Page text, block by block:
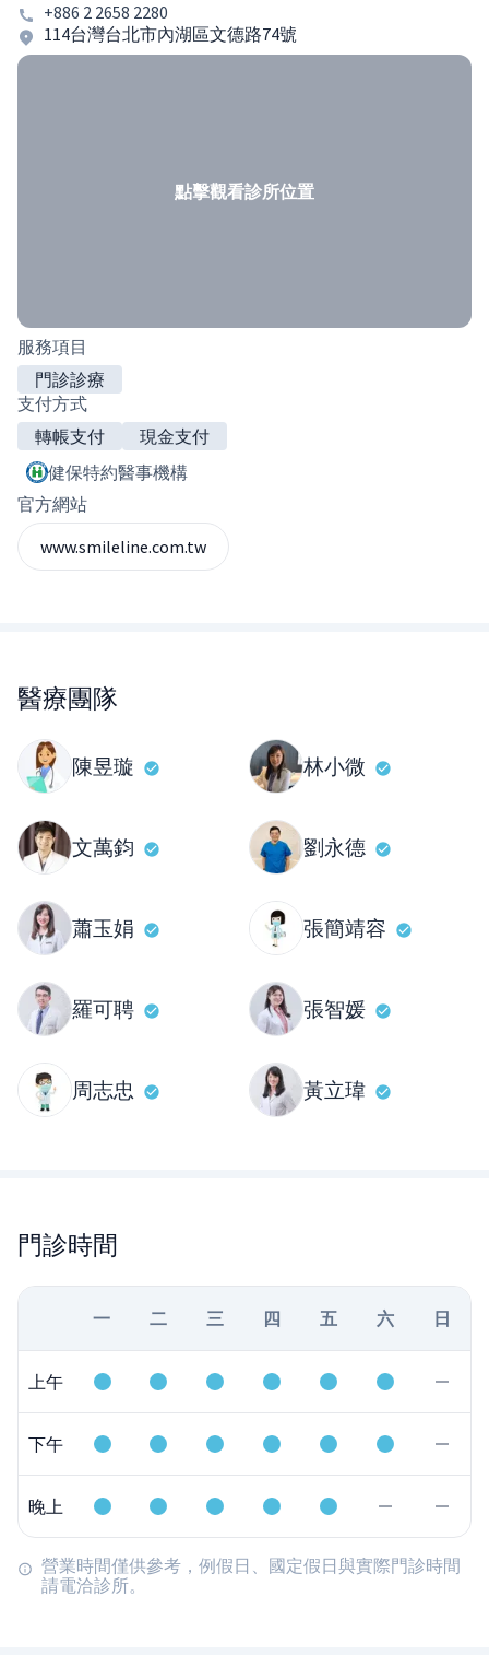
+886 2 2658 2280
114台灣台北市內湖區文德路74號
點擊觀看診所位置
服務項目
門診診療
支付方式
轉帳支付
現金支付
健保特約醫事機構
官方網站
www.smileline.com.tw
醫療團隊
陳昱璇 林小微
文萬鈞 劉永德
蕭玉娟 張簡靖容
羅可聘 張智媛
周志忠 黃立瑋
門診時間
一 二 三 四 五 六 日
上午
下午
晚上
營業時間僅供參考，例假日、國定假日與實際門診時間
請電洽診所。